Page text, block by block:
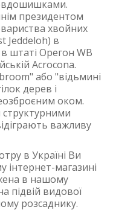
президентом
хвойних
Jeddeloh) в
штаті Орегон WB
Acrocona.
або "відьмині
дерев і
оком.
структурними
важливу
в Україні Ви
магазині
в нашому
підвій видової
розсаднику.